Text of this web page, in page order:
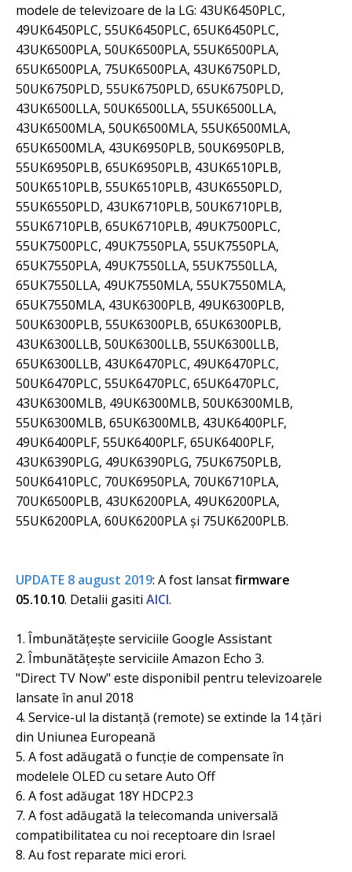
modele de televizoare de la LG: 43UK6450PLC,
49UK6450PLC, 55UK6450PLC, 65UK6450PLC,
43UK6500PLA, 50UK6500PLA, 55UK6500PLA,
65UK6500PLA, 75UK6500PLA, 43UK6750PLD,
50UK6750PLD, 55UK6750PLD, 65UK6750PLD,
43UK6500LLA, 50UK6500LLA, 55UK6500LLA,
43UK6500MLA, 50UK6500MLA, 55UK6500MLA,
65UK6500MLA, 43UK6950PLB, 50UK6950PLB,
55UK6950PLB, 65UK6950PLB, 43UK6510PLB,
50UK6510PLB, 55UK6510PLB, 43UK6550PLD,
55UK6550PLD, 43UK6710PLB, 50UK6710PLB,
55UK6710PLB, 65UK6710PLB, 49UK7500PLC,
55UK7500PLC, 49UK7550PLA, 55UK7550PLA,
65UK7550PLA, 49UK7550LLA, 55UK7550LLA,
65UK7550LLA, 49UK7550MLA, 55UK7550MLA,
65UK7550MLA, 43UK6300PLB, 49UK6300PLB,
50UK6300PLB, 55UK6300PLB, 65UK6300PLB,
43UK6300LLB, 50UK6300LLB, 55UK6300LLB,
65UK6300LLB, 43UK6470PLC, 49UK6470PLC,
50UK6470PLC, 55UK6470PLC, 65UK6470PLC,
43UK6300MLB, 49UK6300MLB, 50UK6300MLB,
55UK6300MLB, 65UK6300MLB, 43UK6400PLF,
49UK6400PLF, 55UK6400PLF, 65UK6400PLF,
43UK6390PLG, 49UK6390PLG, 75UK6750PLB,
50UK6410PLC, 70UK6950PLA, 70UK6710PLA,
70UK6500PLB, 43UK6200PLA, 49UK6200PLA,
55UK6200PLA, 60UK6200PLA și 75UK6200PLB.
UPDATE 8 august 2019: A fost lansatfirmware
05.10.10. Detalii gasiti AICI.
1. Îmbunătățește serviciile Google Assistant
2. Îmbunătățește serviciile Amazon Echo 3.
"Direct TV Now" este disponibil pentru televizoarele
lansate în anul 2018
4. Service-ul la distanță (remote) se extinde la 14 țări
din Uniunea Europeană
5. A fost adăugată o funcție de compensate în
modelele OLED cu setare Auto Off
6. A fost adăugat 18Y HDCP2.3
7. A fost adăugată la telecomanda universală
compatibilitatea cu noi receptoare din Israel
8. Au fost reparate mici erori.